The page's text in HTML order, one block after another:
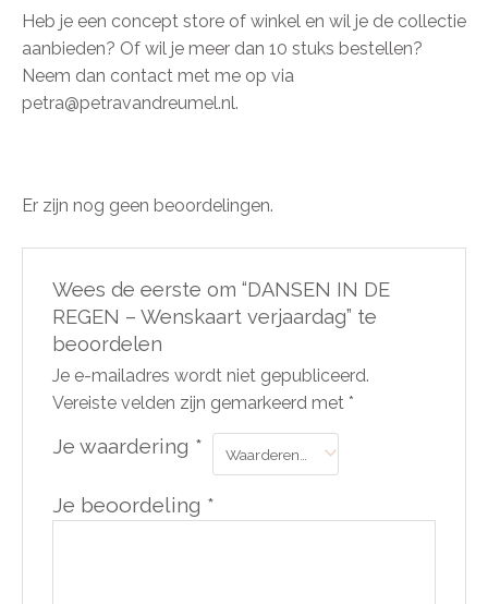
Heb je een concept store of winkel en wil je de collectie
aanbieden? Of wil je meer dan 10 stuks bestellen?
Neem dan contact met me op via
petra@petravandreumel.nl.
Er zijn nog geen beoordelingen.
Wees de eerste om “DANSEN IN DE
REGEN – Wenskaart verjaardag” te
beoordelen
Je e-mailadres wordt niet gepubliceerd.
Vereiste velden zijn gemarkeerd met *
Je waardering *
Je beoordeling *